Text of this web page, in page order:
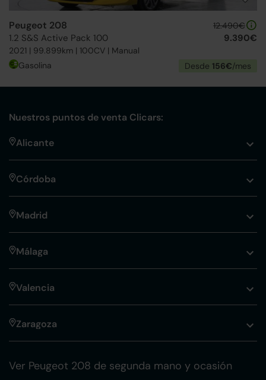
Peugeot 208
1.2 S&S Active Pack 100
2021 | 99.899km | 100CV | Manual
12.490€
9.390€
Gasolina Desde 156€/mes
Nuestros puntos de venta Clicars:
Alicante
Córdoba
Madrid
Málaga
Valencia
Zaragoza
Ver Peugeot 208 de segunda mano y ocasión